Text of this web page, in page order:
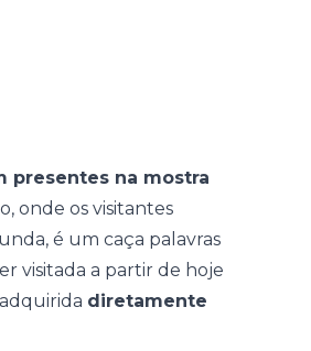
presentes na mostra
onde os visitantes
é um caça palavras
visitada a partir de hoje
diretamente